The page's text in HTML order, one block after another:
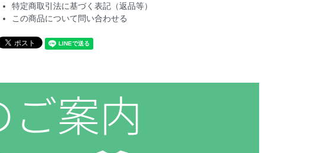
特定商取引法に基づく表記（返品等）
この商品について問い合わせる